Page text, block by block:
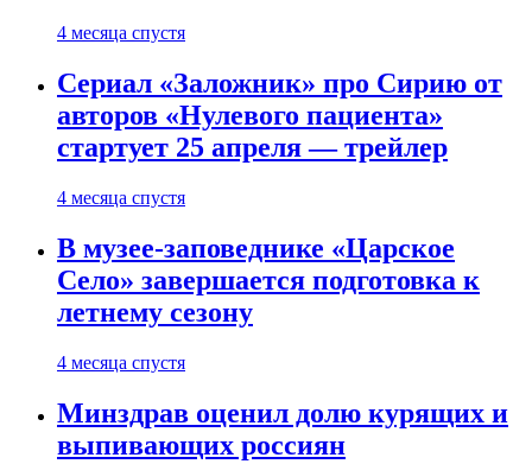
4 месяца спустя
Сериал «Заложник» про Сирию от
авторов «Нулевого пациента»
стартует 25 апреля — трейлер
4 месяца спустя
В музее-заповеднике «Царское
Село» завершается подготовка к
летнему сезону
4 месяца спустя
Минздрав оценил долю курящих и
выпивающих россиян